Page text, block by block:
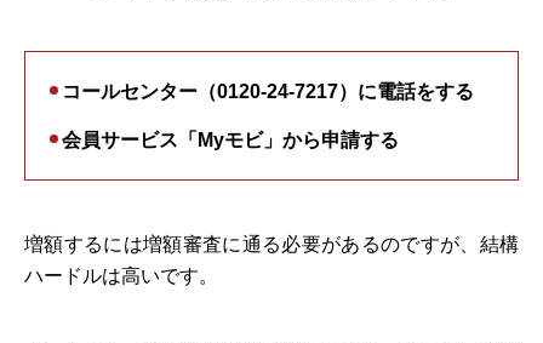
コールセンター（0120-24-7217）に電話をする
会員サービス「Myモビ」から申請する
増額するには増額審査に通る必要があるのですが、結構
ハードルは高いです。